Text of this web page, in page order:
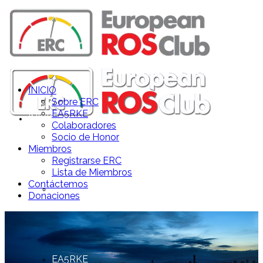
INICIO
Sobre ERC
EA5RKE
INICIO
Sobre ERC
EA5RKE
Colaboradores
Socio de Honor
Miembros
Registrarse ERC
Lista de Miembros
Contáctemos
Donaciones